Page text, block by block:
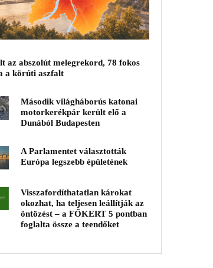
az abszolút melegrekord, 78 fokos
a körúti aszfalt
Második világháborús katonai
motorkerékpár került elő a
Dunából Budapesten
A Parlamentet választották
Európa legszebb épületének
Visszafordíthatatlan károkat
okozhat, ha teljesen leállítják az
öntözést – a FŐKERT 5 pontban
foglalta össze a teendőket